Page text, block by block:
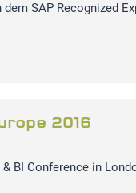
SAP Recognized
2016
BI Conference in